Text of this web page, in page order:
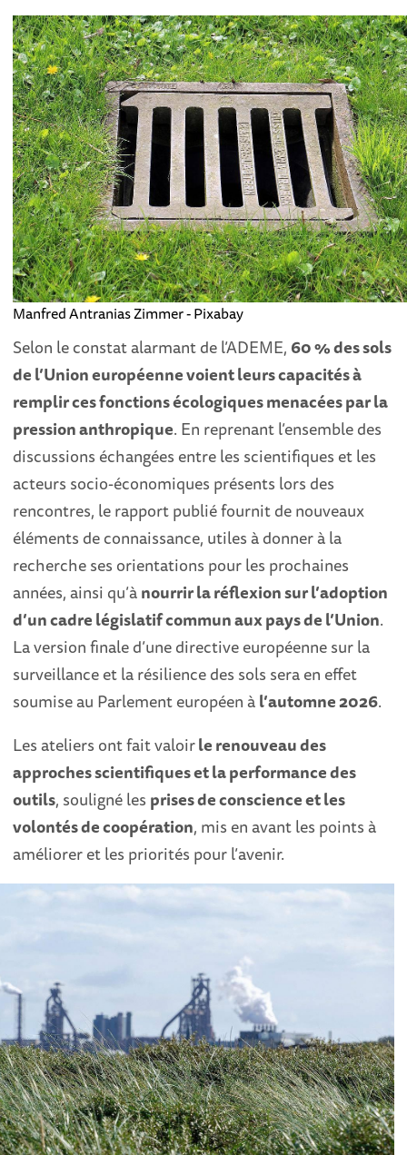
Manfred Antranias Zimmer - Pixabay
Selon le constat alarmant de l’ADEME, 60 % des sols
de l’Union européenne voient leurs capacités à
remplir ces fonctions écologiques menacées par la
pression anthropique. En reprenant l’ensemble des
discussions échangées entre les scientifiques et les
acteurs socio-économiques présents lors des
rencontres, le rapport publié fournit de nouveaux
éléments de connaissance, utiles à donner à la
recherche ses orientations pour les prochaines
années, ainsi qu’ànourrir la réflexion sur l’adoption
d’un cadre législatif commun aux pays de l’Union.
La version finale d’une directive européenne sur la
surveillance et la résilience des sols sera en effet
soumise au Parlement européen àl’automne 2026.
Les ateliers ont fait valoirle renouveau des
approches scientifiques et la performance des
outils, souligné les prises de conscience et les
volontés de coopération, mis en avant les points à
améliorer et les priorités pour l’avenir.